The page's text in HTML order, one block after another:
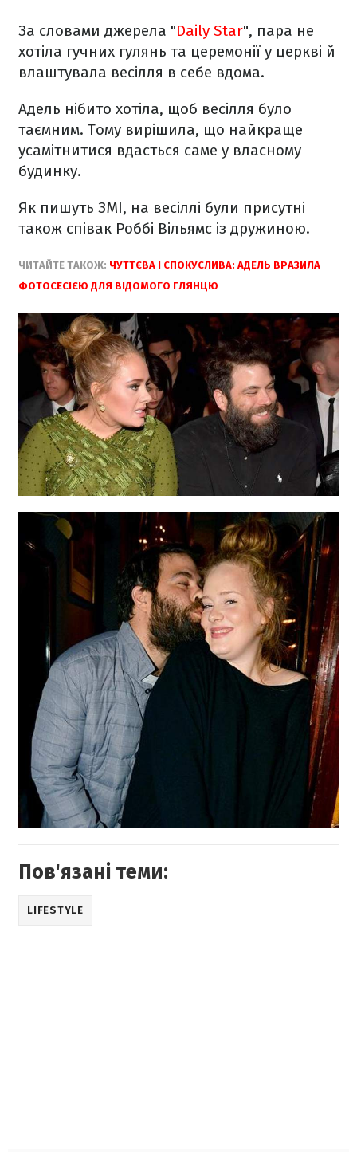
За словами джерела "Daily Star", пара не
хотіла гучних гулянь та церемонії у церкві й
влаштувала весілля в себе вдома.
Адель нібито хотіла, щоб весілля було
таємним. Тому вирішила, що найкраще
усамітнитися вдасться саме у власному
будинку.
Як пишуть ЗМІ, на весіллі були присутні
також співак Роббі Вільямс із дружиною.
ЧИТАЙТЕ ТАКОЖ: ЧУТТЄВА І СПОКУСЛИВА: АДЕЛЬ ВРАЗИЛА
ФОТОСЕСІЄЮ ДЛЯ ВІДОМОГО ГЛЯНЦЮ
Пов'язані теми:
LIFESTYLE